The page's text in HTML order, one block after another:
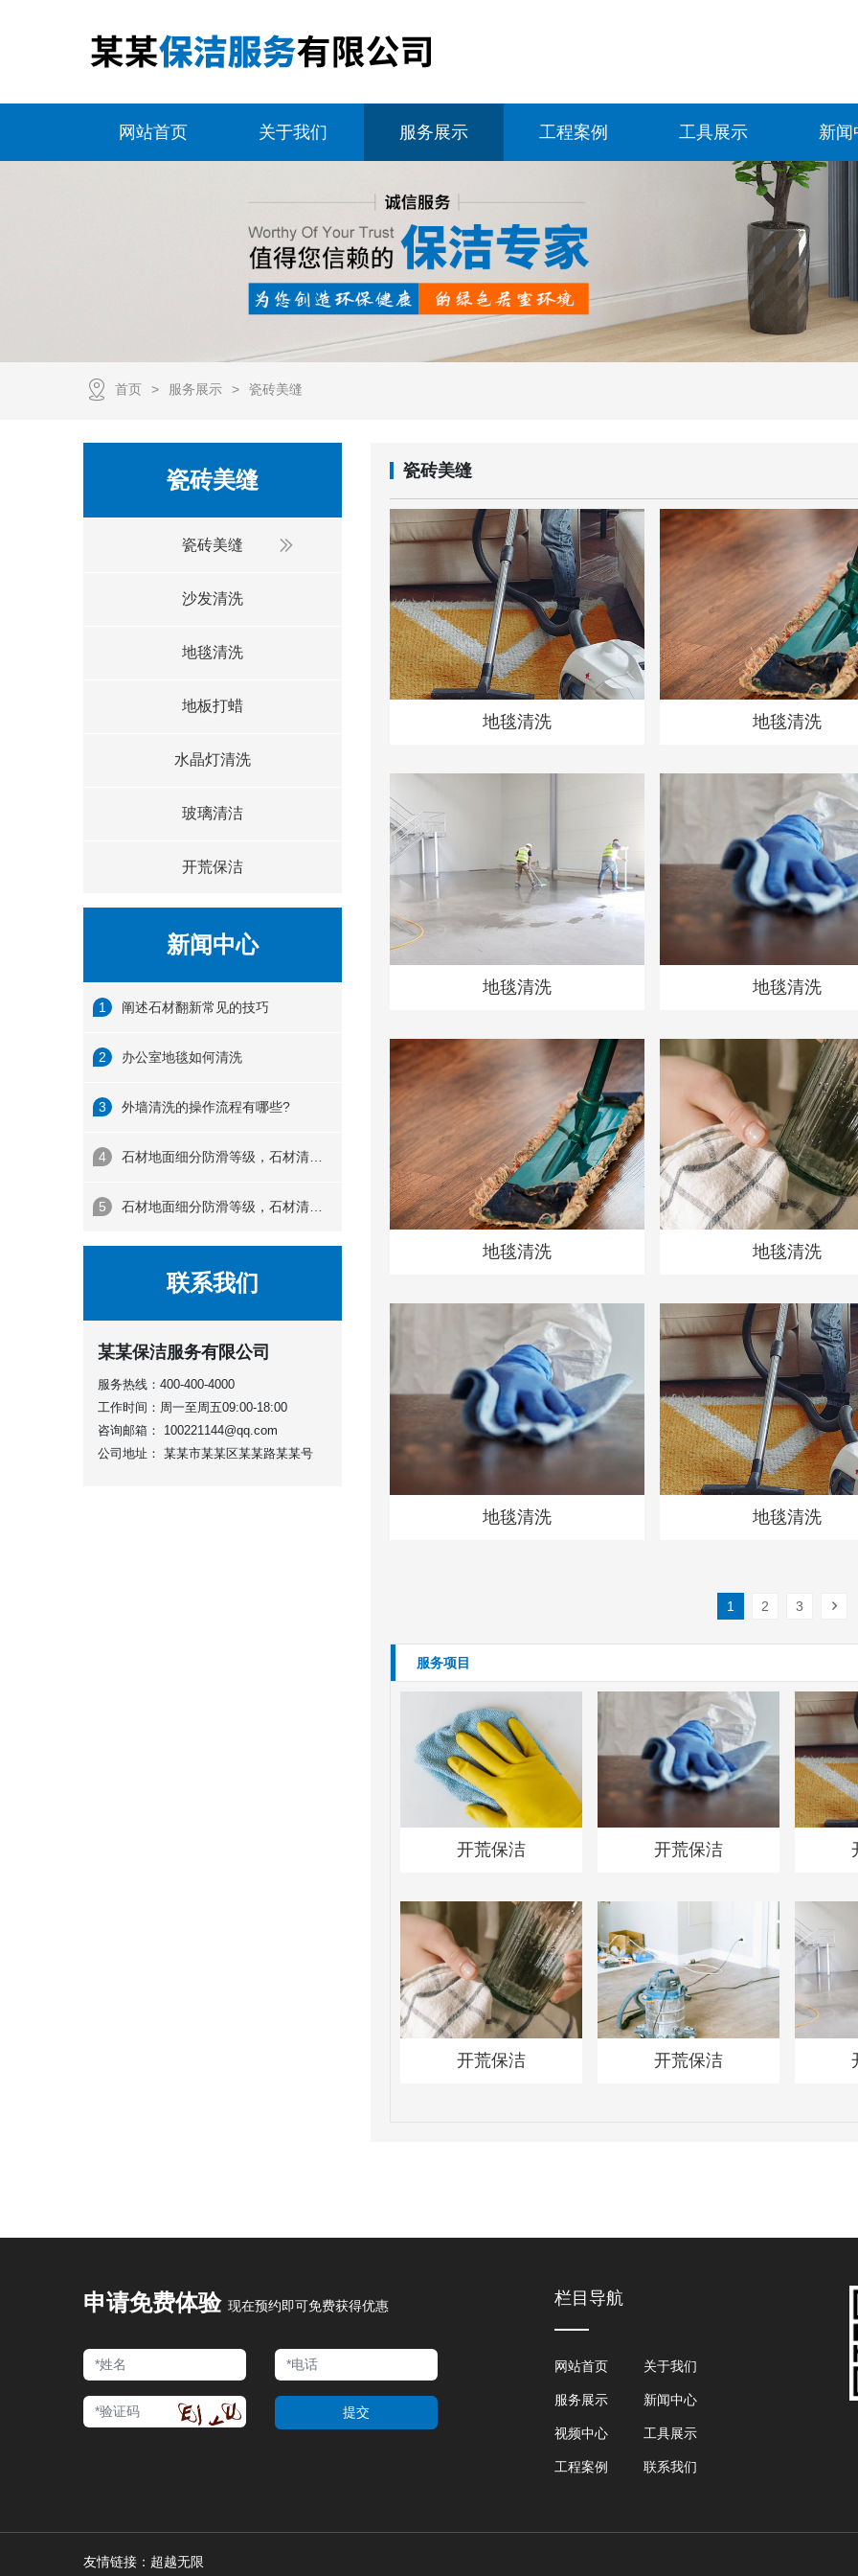
网站首页 关于我们 服务展示 工程案例 工具展示 新闻
首页 服务展示 瓷砖美缝
瓷砖美缝
瓷砖美缝
沙发清洗
地毯清洗
地板打蜡
水晶灯清洗
玻璃清洁
开荒保洁
新闻中心
阐述石材翻新常见的技巧
办公室地毯如何清洗
外墙清洗的操作流程有哪些?
石材地面细分防滑等级，石材清洗标准需“对症下药”
石材地面细分防滑等级，石材清洗标准需“对症下药”
联系我们
某某保洁服务有限公司
服务热线： 400-400-4000
工作时间： 周一至周五09:00-18:00
咨询邮箱：
100221144@qq.com
公司地址： 某某市某某区某某路某某号
瓷砖美缝
地毯清洗 地毯清洗
地毯清洗 地毯清洗
地毯清洗 地毯清洗
地毯清洗 地毯清洗
1 2 3
服务项目
开荒保洁 开荒保洁
开荒保洁 开荒保洁
申请免费体验 现在预约即可免费获得优惠
提交
栏目导航
网站首页 关于我们
服务展示 新闻中心
视频中心 工具展示
工程案例 联系我们
友情链接： 超越无限